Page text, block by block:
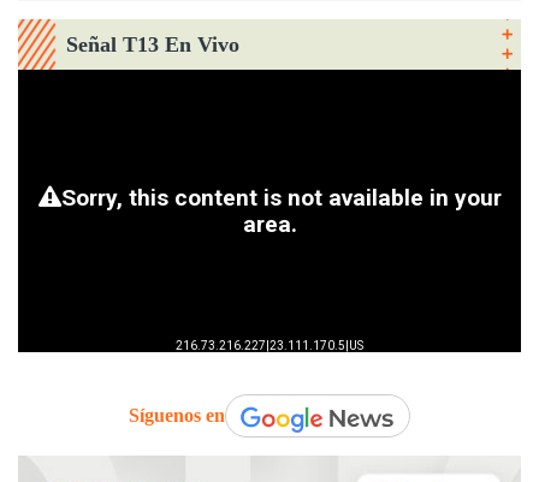
Señal T13 En Vivo
Síguenos en